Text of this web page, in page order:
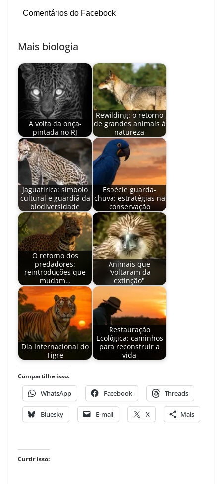
Comentários do Facebook
Mais biologia
A volta da onça-
pintada no RJ
Rewilding: o retorno
de grandes animais à
natureza
Jaguatirica: símbolo
cultural e guardiã da
biodiversidade
Espécie guarda-
chuva: estratégias na
conservação
O retorno dos
predadores:
reintroduções que
mudam…
Animais que
"voltaram da
extinção"
Dia Internacional do
Tigre
Restauração
Ecológica: caminhos
para reconstruir a
vida
Compartilhe isso:
WhatsApp Facebook Threads
Bluesky E-mail X Mais
Curtir isso: